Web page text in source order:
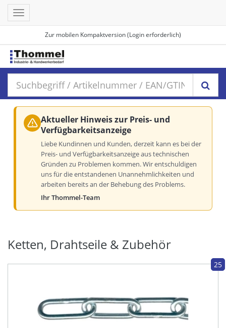
Zur mobilen Kompaktversion (Login erforderlich)
Toggle
navigation
Aktueller Hinweis zur Preis- und
Verfügbarkeitsanzeige
Liebe Kundinnen und Kunden, derzeit kann es bei der
Preis- und Verfügbarkeitsanzeige aus technischen
Gründen zu Problemen kommen. Wir entschuldigen
uns für die entstandenen Unannehmlichkeiten und
arbeiten bereits an der Behebung des Problems.
Ihr Thommel-Team
Ketten, Drahtseile & Zubehör
25